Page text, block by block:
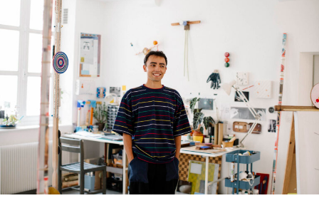
MAGAZINE
ESPACES DE PRATIQUE ARTISTIQUE
Recherche
Connexion
↓